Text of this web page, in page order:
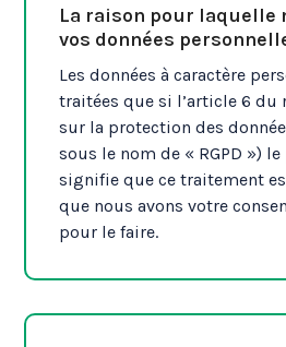
La raison pour laquelle
vos données
Les données à caractère
traitées que si l’article 6 du
sur la protection des
sous le nom de « RGPD »)
signifie que ce traitement
que nous avons votre
pour le faire.